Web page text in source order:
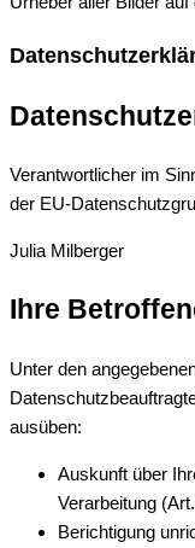
Verantwortlicher im
der EU-
Julia Milberger
Ihre
Unter den
ausüben:
Auskunft über
Verarbeitung
Berichtigung